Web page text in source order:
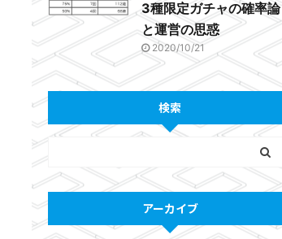
3種限定ガチャの確率論
と運営の思惑
2020/10/21
検索
アーカイブ